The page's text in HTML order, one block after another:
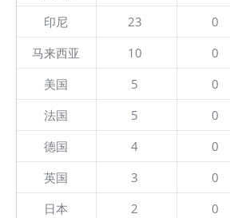
印尼
23 0
马来西亚
10 0
美国
5 0
法国
5 0
德国
4 0
英国
3 0
日本
2 0